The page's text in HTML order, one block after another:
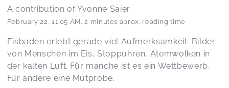
A contribution of Yvonne Saier
February 22 11:05 AM 2 minutes aprox. reading time
Eisbaden erlebt gerade viel Aufmerksamkeit. Bilder
von Menschen im Eis, Stoppuhren, Atemwolken in
der kalten Luft. Für manche ist es ein Wettbewerb.
Für andere eine Mutprobe.